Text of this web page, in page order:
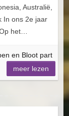
Australië,
In ons 2e jaar
het…
en Bloot part
meer lezen